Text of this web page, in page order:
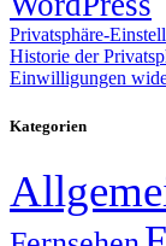
Privatsphäre-
Historie der
Einwilligungen
Kategorien